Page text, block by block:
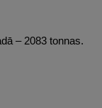
– 2083 tonnas.